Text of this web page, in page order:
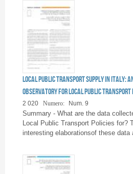
Local public transport supply in Italy:
Observatory for Local Public Transport
2 020 Numero: Num. 9
Summary - What are the data
Local Public Transport Policies for?
interesting elaborationsof these data